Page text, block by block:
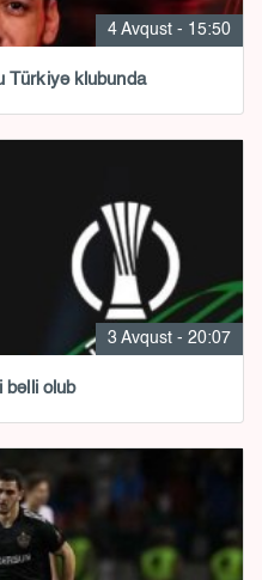
4 Avqust - 15:50
Türkiyə klubunda
3 Avqust - 20:07
bəlli olub